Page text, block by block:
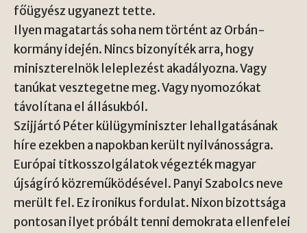
főügyész ugyanezt tette.
Ilyen magatartás soha nem történt az Orbán-
kormány idején. Nincs bizonyíték arra, hogy
miniszterelnök leleplezést akadályozna. Vagy
tanúkat vesztegetne meg. Vagy nyomozókat
távolítana el állásukból.
Szijjártó Péter külügyminiszter lehallgatásának
híre ezekben a napokban került nyilvánosságra.
Európai titkosszolgálatok végezték magyar
újságíró közreműködésével. Panyi Szabolcs neve
merült fel. Ez ironikus fordulat. Nixon bizottsága
pontosan ilyet próbált tenni demokrata ellenfelei